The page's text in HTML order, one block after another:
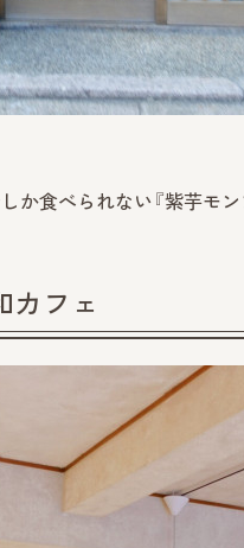
食べられない『紫芋モン
フェ